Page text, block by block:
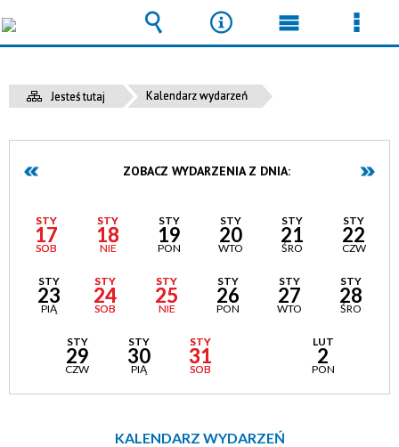
Jesteś tutaj Kalendarz wydarzeń
ZOBACZ WYDARZENIA Z DNIA:
STY
17
SOB
STY
18
NIE
STY
19
PON
STY
20
WTO
STY
21
ŚRO
STY
22
CZW
STY
23
PIĄ
STY
24
SOB
STY
25
NIE
STY
26
PON
STY
27
WTO
STY
28
ŚRO
STY
29
CZW
STY
30
PIĄ
STY
31
SOB
LUT
2
PON
KALENDARZ WYDARZEŃ
Wyszukiwarka
Narzędzia
Menu